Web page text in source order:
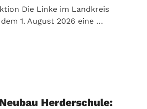
Die Linke im Landkreis
1. August 2026 eine …
Herderschule: